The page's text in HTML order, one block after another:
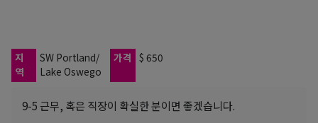
지
역
SW Portland/
Lake Oswego
가격 $ 650
9-5 근무, 혹은 직장이 확실한 분이면 좋겠습니다.